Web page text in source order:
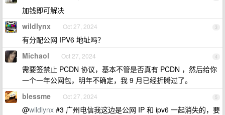
加钱即可解决
3
wildlynx Oct 27, 2024
有分配公网 IPV6 地址吗？
4
Michaol Oct 27, 2024
需要签禁止 PCDN 协议，基本不管是否真有 PCDN ，然后给你
一个一年公网包，明年不确定，我 9 月已经折腾过了。
5
blessme Oct 27, 2024
@wildlynx #3 广州电信我这边是公网 IP 和 ipv6 一起消失的，要